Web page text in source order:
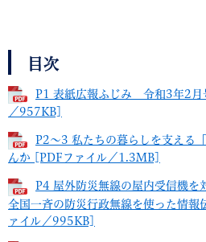
目次
P1 表紙広報ふじみ 令和3年2
／957KB]
P2～3 私たちの暮らしを支える
んか [PDFファイル／1.3MB]
P4 屋外防災無線の屋内受信機を
全国一斉の防災行政無線を使った情報
ァイル／995KB]